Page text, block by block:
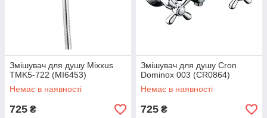
Змішувач для душу Mixxus
TMK5-722 (MI6453)
Немає в наявності
725 ₴
Змішувач для душу Cron
Dominox 003 (CR0864)
Немає в наявності
725 ₴